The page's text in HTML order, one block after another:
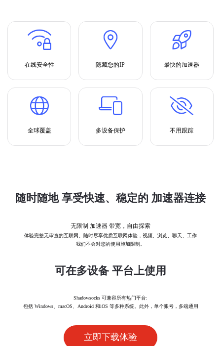
在线安全性 隐藏您的IP 最快的加速器
全球覆盖 多设备保护 不用跟踪
随时随地 享受快速、稳定的 加速器连接
无限制 加速器 带宽，自由探索
体验完整无审查的互联网。随时尽享优质互联网体验，视频、浏览、聊天、工作
我们不会对您的使用施加限制。
可在多设备 平台上使用
Shadowsocks 可兼容所有热门平台:
包括 Windows、macOS、Android 和iOS 等多种系统。此外，单个账号，多端通用
立即下载体验